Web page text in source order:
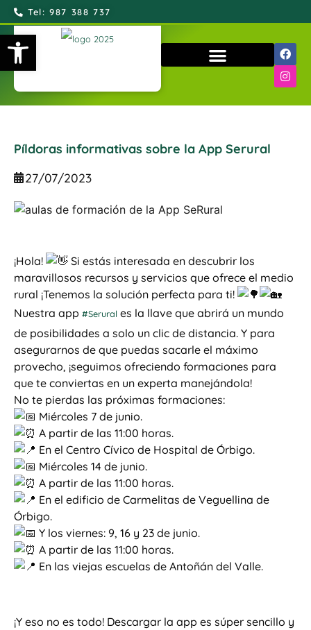
Abrir barra de herramientas
Tel: 987 388 737
Píldoras informativas sobre la App Serural
27/07/2023
¡Hola!
Si estás interesada en descubrir los
maravillosos recursos y servicios que ofrece el medio
rural ¡Tenemos la solución perfecta para ti!
Nuestra app #Serural es la llave que abrirá un mundo
de posibilidades a solo un clic de distancia. Y para
asegurarnos de que puedas sacarle el máximo
provecho, ¡seguimos ofreciendo formaciones para
que te conviertas en un experta manejándola!
No te pierdas las próximas formaciones:
Miércoles 7 de junio.
A partir de las 11:00 horas.
En el Centro Cívico de Hospital de Órbigo.
Miércoles 14 de junio.
A partir de las 11:00 horas.
En el edificio de Carmelitas de Veguellina de
Órbigo.
Y los viernes: 9, 16 y 23 de junio.
A partir de las 11:00 horas.
En las viejas escuelas de Antoñán del Valle.
¡Y eso no es todo! Descargar la app es súper sencillo y